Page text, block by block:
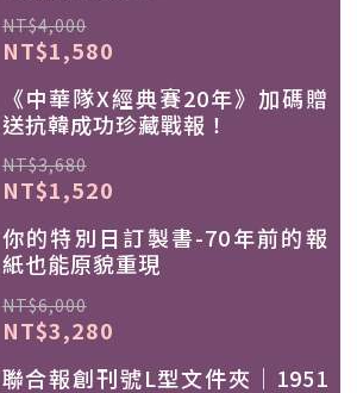
NT$4,000
NT$1,580
《中華隊X經典賽20年》加碼贈
送抗韓成功珍藏戰報！
NT$3,680
NT$1,520
你的特別日訂製書-70年前的報
紙也能原貌重現
NT$6,000
NT$3,280
聯合報創刊號L型文件夾｜1951